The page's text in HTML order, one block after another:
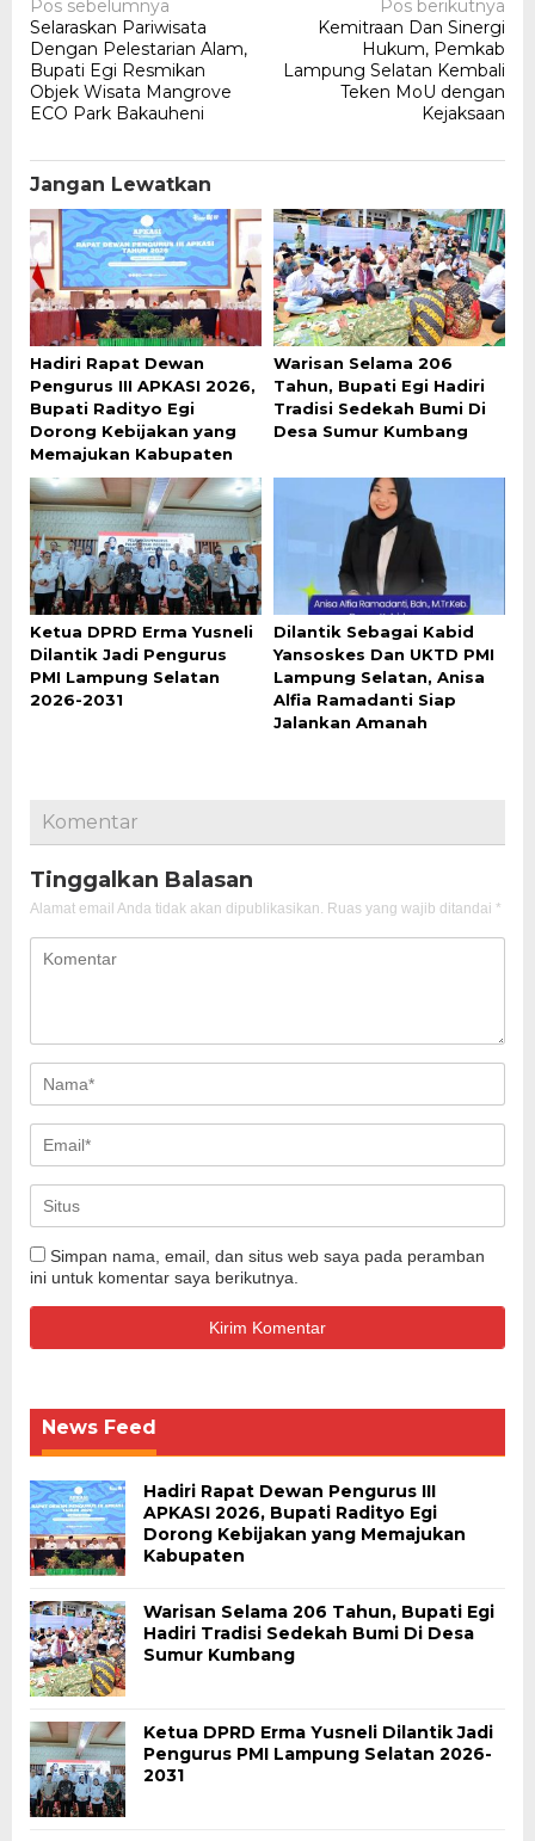
Navigasi
pos
Pos sebelumnya
Selaraskan Pariwisata
Dengan Pelestarian Alam,
Bupati Egi Resmikan
Objek Wisata Mangrove
ECO Park Bakauheni
Pos berikutnya
Kemitraan Dan Sinergi
Hukum, Pemkab
Lampung Selatan Kembali
Teken MoU dengan
Kejaksaan
Jangan Lewatkan
Hadiri Rapat Dewan
Pengurus III APKASI 2026,
Bupati Radityo Egi
Dorong Kebijakan yang
Memajukan Kabupaten
Warisan Selama 206
Tahun, Bupati Egi Hadiri
Tradisi Sedekah Bumi Di
Desa Sumur Kumbang
Ketua DPRD Erma Yusneli
Dilantik Jadi Pengurus
PMI Lampung Selatan
2026-2031
Dilantik Sebagai Kabid
Yansoskes Dan UKTD PMI
Lampung Selatan, Anisa
Alfia Ramadanti Siap
Jalankan Amanah
Komentar
Tinggalkan Balasan
Alamat email Anda tidak akan dipublikasikan. Ruas yang wajib ditandai *
Simpan nama, email, dan situs web saya pada peramban
ini untuk komentar saya berikutnya.
News Feed
Hadiri Rapat Dewan Pengurus III
APKASI 2026, Bupati Radityo Egi
Dorong Kebijakan yang Memajukan
Kabupaten
Warisan Selama 206 Tahun, Bupati Egi
Hadiri Tradisi Sedekah Bumi Di Desa
Sumur Kumbang
Ketua DPRD Erma Yusneli Dilantik Jadi
Pengurus PMI Lampung Selatan 2026-
2031